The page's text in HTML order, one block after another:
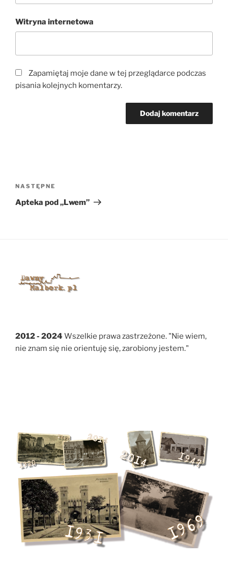
Witryna internetowa
Zapamiętaj moje dane w tej przeglądarce podczas
pisania kolejnych komentarzy.
wpisu
Następny
wpis
NASTĘPNE
Apteka pod „Lwem”
2012 - 2024 Wszelkie prawa zastrzeżone. "Nie wiem,
nie znam się nie orientuję się, zarobiony jestem."